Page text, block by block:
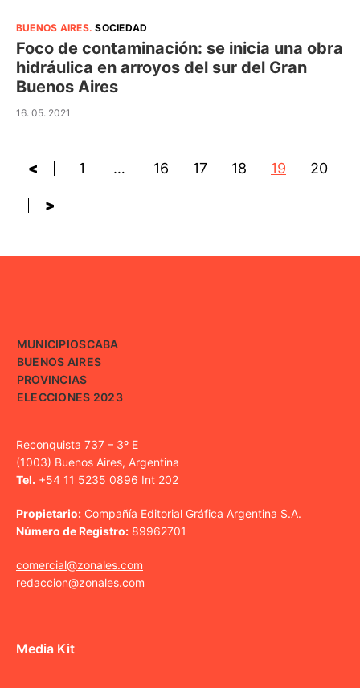
BUENOS AIRES.SOCIEDAD
Foco de contaminación: se inicia una obra
hidráulica en arroyos del sur del Gran
Buenos Aires
16. 05. 2021
< 1 … 16 17 18 19 20
>
MUNICIPIOSCABA
BUENOS AIRES
PROVINCIAS
ELECCIONES 2023
Reconquista 737 – 3º E
(1003) Buenos Aires, Argentina
Tel. +54 11 5235 0896 Int 202
Propietario: Compañía Editorial Gráfica Argentina S.A.
Número de Registro: 89962701
comercial@zonales.com
redaccion@zonales.com
Media Kit